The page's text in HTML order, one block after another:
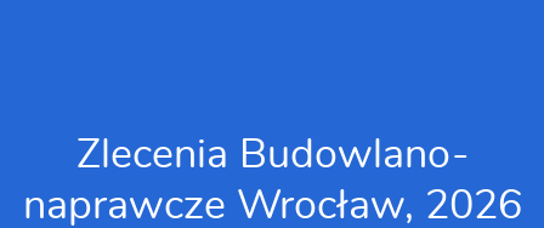
Zlecenia Budowlano-
naprawcze Wrocław, 2026